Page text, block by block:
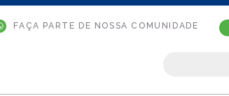
FAÇA PARTE DE NOSSA COMUNIDADE